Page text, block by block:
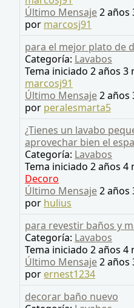
Último Mensaje2 años
por marcosj91
para el mejor plato de
Categoría: Lavabos
Tema iniciado 2 años 3
marcosj91
Último Mensaje2 años
por peralesmarta5
¿Tienes un lavabo
aprovechar bien el
Categoría: Lavabos
Tema iniciado 2 años 4
Decoro
Último Mensaje2 años
por hulius
para revestir baños y
Categoría: Lavabos
Tema iniciado 2 años 4
Último Mensaje2 años
por ernest1234
decorar baño nuevo